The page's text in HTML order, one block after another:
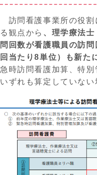
訪問看護事業所の役割
る観点から 、 理学療法士
問回数が看護職員の訪問
回当たり8単位）
も新た
急時訪問看護加算、特
いずれも算定していない